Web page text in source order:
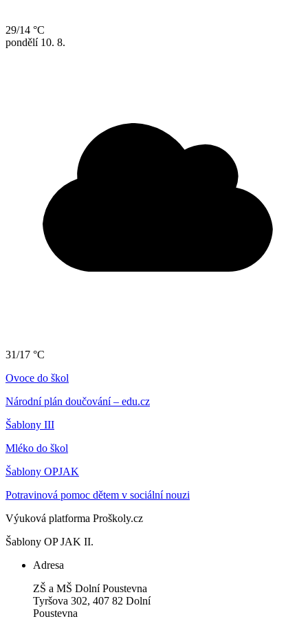
29/14 °C
pondělí 10. 8.
31/17 °C
Ovoce do škol
Národní plán doučování – edu.cz
Šablony III
Mléko do škol
Šablony OPJAK
Potravinová pomoc dětem v sociální nouzi
Výuková platforma Proškoly.cz
Šablony OP JAK II.
Adresa
ZŠ a MŠ Dolní Poustevna
Tyršova 302, 407 82 Dolní
Poustevna